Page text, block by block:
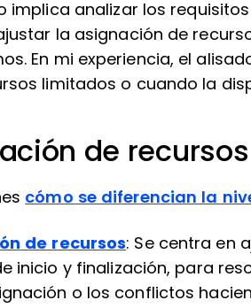
implica analizar los
la asignación de
En mi experiencia, el
limitados o cuando la
de
cómo se diferencian la
de recursos: Se centra en
inicio y finalización, para
o los conflictos